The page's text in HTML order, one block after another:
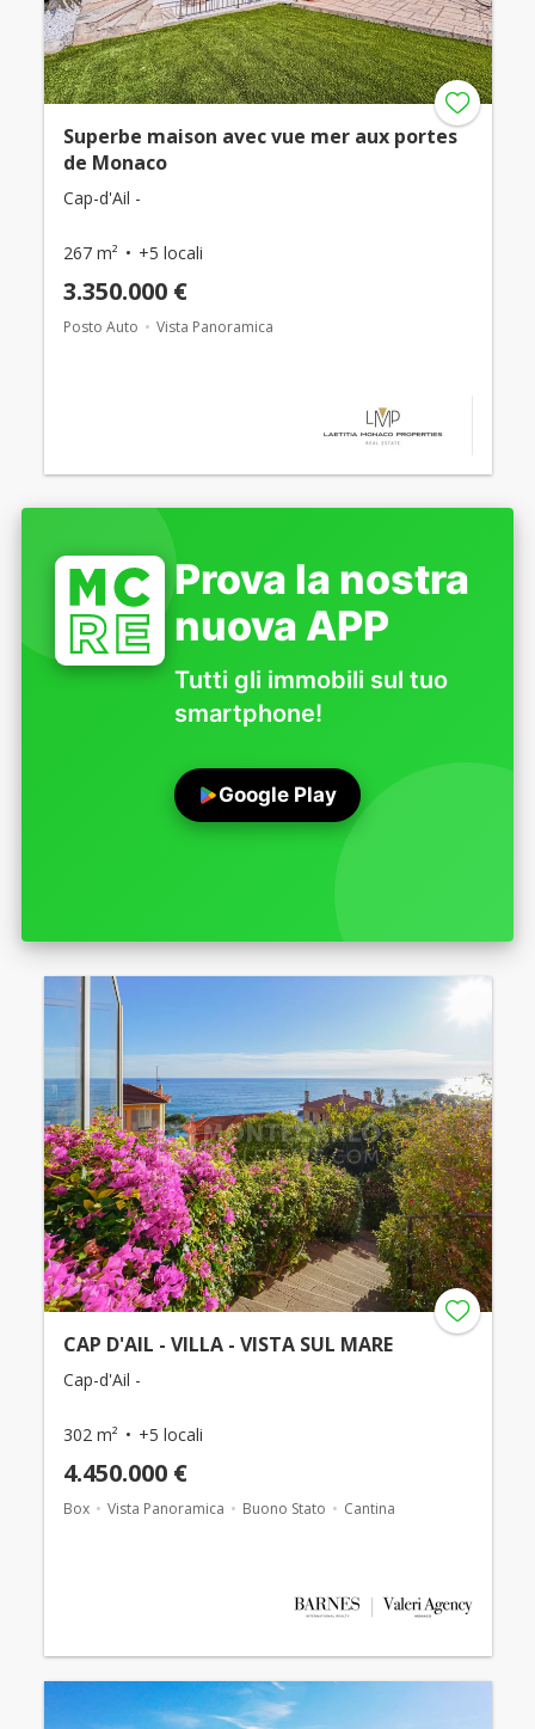
Superbe maison avec vue mer aux portes
de Monaco
Cap-d'Ail -
267 m² +5 locali
3.350.000 €
Posto Auto Vista Panoramica
Prova la nostra
nuova APP
Tutti gli immobili sul tuo
smartphone!
Google Play
CAP D'AIL - VILLA - VISTA SUL MARE
Cap-d'Ail -
302 m² +5 locali
4.450.000 €
Box Vista Panoramica Buono Stato Cantina